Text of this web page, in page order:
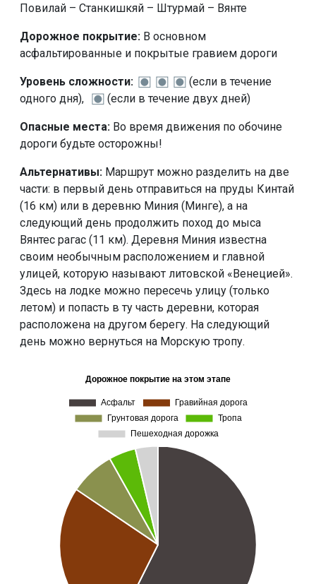
Повилай – Станкишкяй – Штурмай – Вянте
Дорожное покрытие: В основном
асфальтированные и покрытые гравием дороги
Уровень сложности:
(если в течение
одного дня),
(если в течение двух дней)
Опасные места: Во время движения по обочине
дороги будьте осторожны!
Альтернативы: Маршрут можно разделить на две
части: в первый день отправиться на пруды Кинтай
(16 км) или в деревню Миния (Минге), а на
следующий день продолжить поход до мыса
Вянтес рагас (11 км). Деревня Миния известна
своим необычным расположением и главной
улицей, которую называют литовской «Венецией».
Здесь на лодке можно пересечь улицу (только
летом) и попасть в ту часть деревни, которая
расположена на другом берегу. На следующий
день можно вернуться на Морскую тропу.